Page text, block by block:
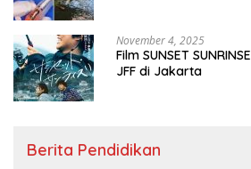
November 4, 2025
Film SUNSET
JFF di Jakarta
Berita Pendidikan